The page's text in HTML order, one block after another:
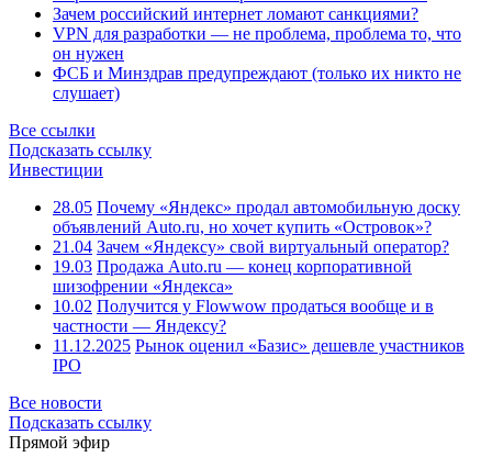
Зачем российский интернет ломают санкциями?
VPN для разработки — не проблема, проблема то, что
он нужен
ФСБ и Минздрав предупреждают (только их никто не
слушает)
Все ссылки
Подсказать ссылку
Инвестиции
28.05 Почему «Яндекс» продал автомобильную доску
объявлений Auto.ru, но хочет купить «Островок»?
21.04 Зачем «Яндексу» свой виртуальный оператор?
19.03 Продажа Auto.ru — конец корпоративной
шизофрении «Яндекса»
10.02 Получится у Flowwow продаться вообще и в
частности — Яндексу?
11.12.2025 Рынок оценил «Базис» дешевле участников
IPO
Все новости
Подсказать ссылку
Прямой эфир